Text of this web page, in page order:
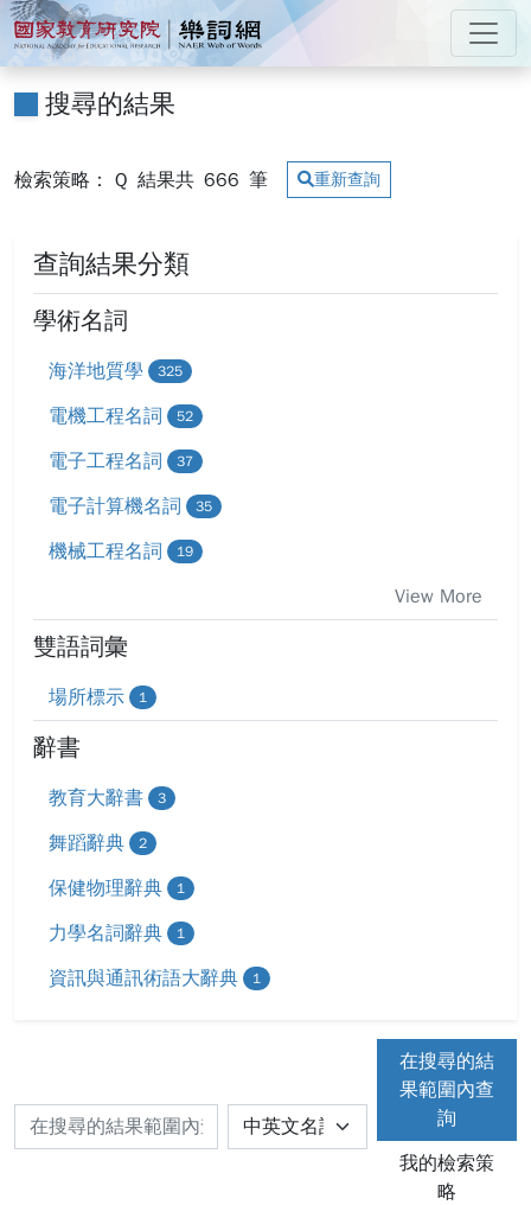
跳到主要內容
:::
國家教育研究院 樂詞網
搜尋的結果
檢索策略： Q 結果共 666 筆 重新查詢
查詢結果分類
學術名詞
海洋地質學 325
電機工程名詞 52
電子工程名詞 37
電子計算機名詞 35
機械工程名詞 19
View More
雙語詞彙
場所標示 1
辭書
教育大辭書 3
舞蹈辭典 2
保健物理辭典 1
力學名詞辭典 1
資訊與通訊術語大辭典 1
在搜尋的結
果範圍內查
詢
我的檢索策
略